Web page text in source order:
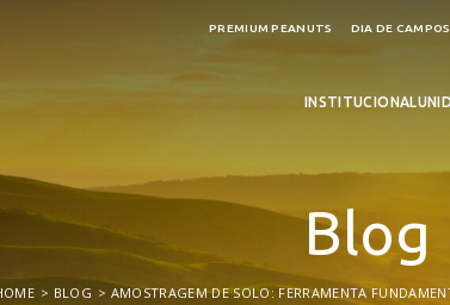
PREMIUM PEANUTS DIA DE CAMPO
INSTITUCIONAL
Blog
BLOG AMOSTRAGEM DE SOLO: FERRAMENTA